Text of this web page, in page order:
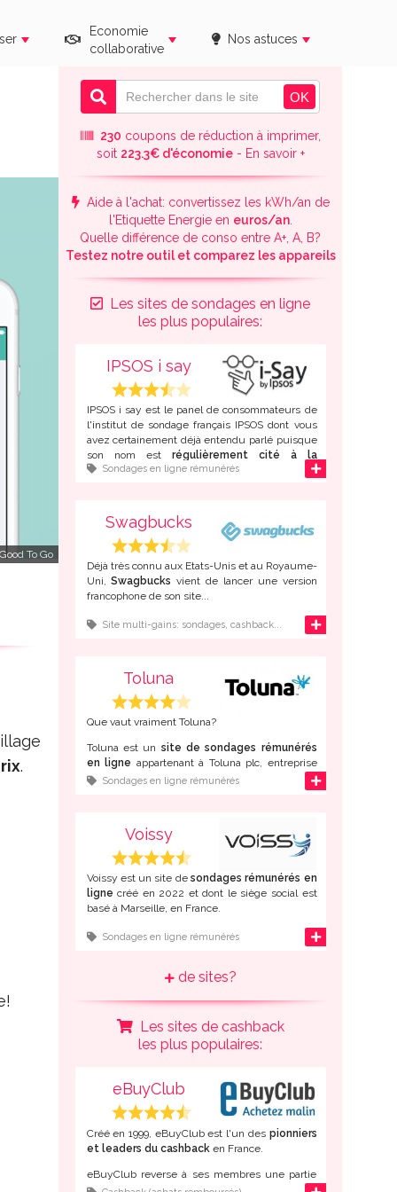
Economie
collaborative
Nos astuces
To Go
.
230 coupons de réduction à imprimer,
soit 223.3€ d'économie- En savoir +
Aide à l'achat: convertissez les kWh/an de
l'Etiquette Energie en euros/an.
Quelle différence de conso entre A+, A, B?
Testez notre outil et comparez les appareils
Les sites de sondages en ligne
les plus populaires:
IPSOS i say
IPSOS i say est le panel de consommateurs de
l'institut de sondage français IPSOS dont vous
avez certainement déjà entendu parlé puisque
son nom est régulièrement cité à la
télévision et dans la presse.
monde. Bien entendu, la majorité du
recrutement des "panélistes" se fait maintenant
sur internet.
Sondages en ligne rémunérés
Swagbucks
Déjà très connu aux Etats-Unis et au Royaume-
Uni,Swagbucks vient de lancer une version
francophone de son site...
Site multi-gains: sondages, cashback...
Toluna
Que vaut vraiment Toluna?
Toluna est un site de sondages rémunérés
en ligne appartenant à Toluna plc, entreprise
spécialisée dans les études de marché fondé à
pouvez échanger contre des
bons d'achat ou
de l'argent
Sondages en ligne rémunérés
Voissy
Voissy est un site de sondages rémunérés en
ligne créé en 2022 et dont le siège social est
basé à Marseille, en France.
L'inscription à ce panel d'opinion en ligne est
mais également
: Belgique, Suisse, Canada,
Une fois inscrit gratuitement, répondez à des
sondages en ligne pour gagner des points que
en bons d'achat Amazon
Sondages en ligne rémunérés
de sites?
Les sites de cashback
les plus populaires:
eBuyClub
Créé en 1999, eBuyClub est l'un des pionniers
et leaders du cashbacken France.
eBuyClub reverse à ses membres une partie
du montant de leurs achats lorsque ceux-ci